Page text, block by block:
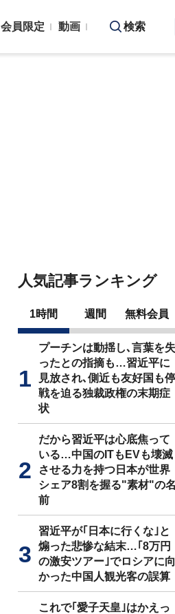
会員限定 動画 検索
人気記事ランキング
1時間 週間 無料会員
プーチンは動揺し､言葉を失
ったとの指摘も…習近平に
見放され､側近も友好国も停
戦を迫る独裁政権の末期症
状
だから習近平は心底焦って
いる…中国のITもEVも壊滅
させる力を持つ日本が世界
シェア8割を握る"素材"の名
前
習近平が｢日本に行くな｣と
煽った悲惨な結末…｢8万円
の激安ツアー｣でロシアに向
かった中国人観光客の誤算
これで｢愛子天皇｣はかえっ